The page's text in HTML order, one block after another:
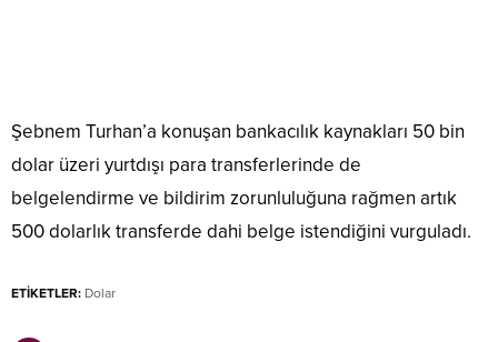
Şebnem Turhan’a konuşan bankacılık kaynakları 50 bin
dolar üzeri yurtdışı para transferlerinde de
belgelendirme ve bildirim zorunluluğuna rağmen artık
500 dolarlık transferde dahi belge istendiğini vurguladı.
ETİKETLER: Dolar